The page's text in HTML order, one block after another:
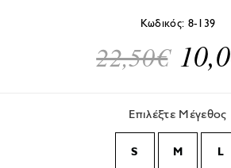
Κωδικός: 8-139
22,50€
Επιλέξτε Μέγεθος
S M L